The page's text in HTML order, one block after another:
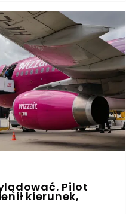
Polacy bali się
Pilot
kierunek,